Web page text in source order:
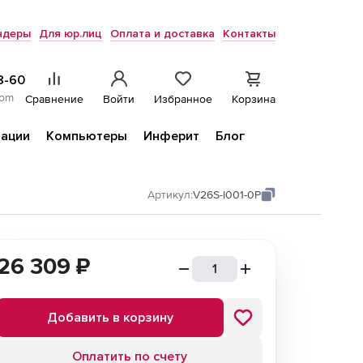
Для юр.лиц Оплата и доставка Контакты
60
Сравнение Войти Избранное Корзина
Компьютеры Инферит Блог
Артикул:V26S-I001-0P
309 ₽
Добавить в корзину
Оплатить по счету